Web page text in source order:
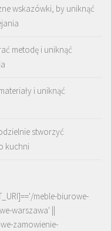
wskazówki, by uniknąć
metodę i uniknąć
i uniknąć
stworzyć
kuchni
meble-biurowe-
warszawa' ||
zamowienie-